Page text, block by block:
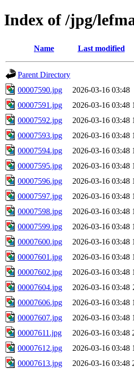
Index of /jpg/
Name Last modified
Parent Directory
00007590.jpg
2026-03-16 03:48
00007591.jpg
2026-03-16 03:48
00007592.jpg
2026-03-16 03:48
00007593.jpg
2026-03-16 03:48
00007594.jpg
2026-03-16 03:48
00007595.jpg
2026-03-16 03:48
00007596.jpg
2026-03-16 03:48
00007597.jpg
2026-03-16 03:48
00007598.jpg
2026-03-16 03:48
00007599.jpg
2026-03-16 03:48
00007600.jpg
2026-03-16 03:48
00007601.jpg
2026-03-16 03:48
00007602.jpg
2026-03-16 03:48
00007604.jpg
2026-03-16 03:48
00007606.jpg
2026-03-16 03:48
00007607.jpg
2026-03-16 03:48
00007611.jpg
2026-03-16 03:48
00007612.jpg
2026-03-16 03:48
00007613.jpg
2026-03-16 03:48